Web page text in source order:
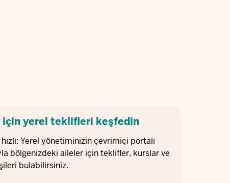
için yerel teklifleri keşfedin
Yerel yönetiminizin çevrimiçi portalı
bölgenizdeki aileler için teklifler, kurslar ve
bulabilirsiniz.